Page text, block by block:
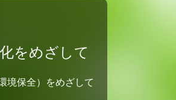
をめざして
境保全）をめざして